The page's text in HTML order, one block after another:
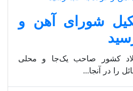
شورای آهن و
کشور صاحب یک‌جا و محلی
را در آنجا...